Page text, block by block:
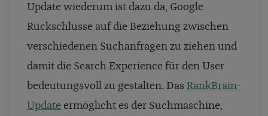
Update wiederum ist dazu da, Google
Rückschlüsse auf die Beziehung zwischen
verschiedenen Suchanfragen zu ziehen und
damit die Search Experience für den User
bedeutungsvoll zu gestalten. Das RankBrain-
Update ermöglicht es der Suchmaschine,